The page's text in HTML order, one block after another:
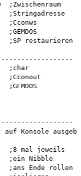
;Cconws
;GEMDOS
;SP restaurieren
;char
;Cconout
;GEMDOS
Konsole
;8 mal jeweils
Nibble
;ans Ende rollen